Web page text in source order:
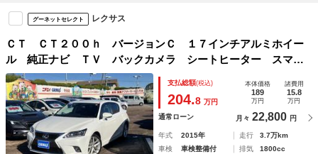
グーネットセレクト レクサス
ＣＴ ＣＴ２００ｈ バージョンＣ １７インチアルミホイー
ル 純正ナビ ＴＶ バックカメラ シートヒーター スマー
トキー ビルトインＥＴＣ クルーズコントロール ＬＥＤヘ
ッドライト パドルシフト ドライブレコーダー ステアリン
グリモコン
支払総額(税込)
204.8 万円
本体価格
189
万円
諸費用
15.8
万円
通常ローン 月々 22,800 円
年式 2015年 走行
3.7万km
車検
車検整備付 排気
1800cc